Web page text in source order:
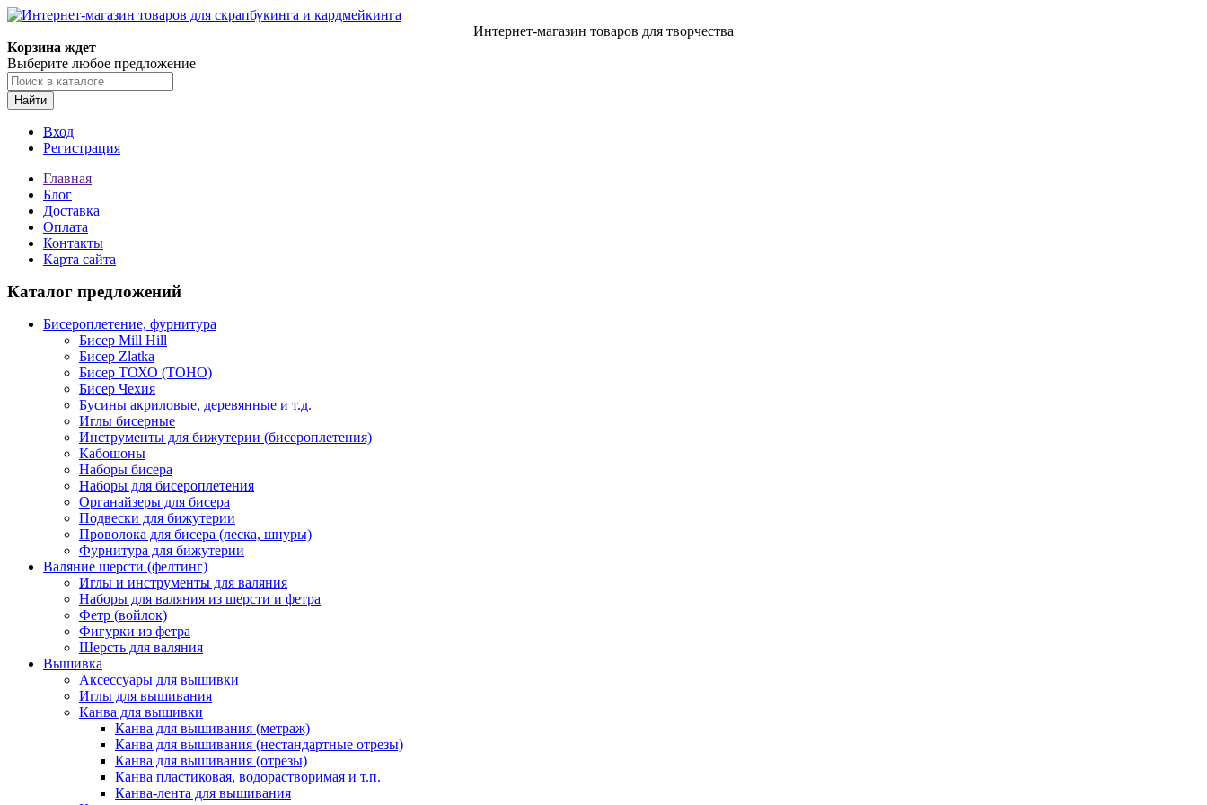
Интернет-магазин товаров для творчества
Корзина ждет
Выберите любое предложение
Найти
Вход
Регистрация
Главная
Блог
Доставка
Оплата
Контакты
Карта сайта
Каталог предложений
Бисероплетение, фурнитура
Бисер Mill Hill
Бисер Zlatka
Бисер ТОХО (TOHO)
Бисер Чехия
Бусины акриловые, деревянные и т.д.
Иглы бисерные
Инструменты для бижутерии (бисероплетения)
Кабошоны
Наборы бисера
Наборы для бисероплетения
Органайзеры для бисера
Подвески для бижутерии
Проволока для бисера (леска, шнуры)
Фурнитура для бижутерии
Валяние шерсти (фелтинг)
Иглы и инструменты для валяния
Наборы для валяния из шерсти и фетра
Фетр (войлок)
Фигурки из фетра
Шерсть для валяния
Вышивка
Аксессуары для вышивки
Иглы для вышивания
Канва для вышивки
Канва для вышивания (метраж)
Канва для вышивания (нестандартные отрезы)
Канва для вышивания (отрезы)
Канва пластиковая, водорастворимая и т.п.
Канва-лента для вышивания